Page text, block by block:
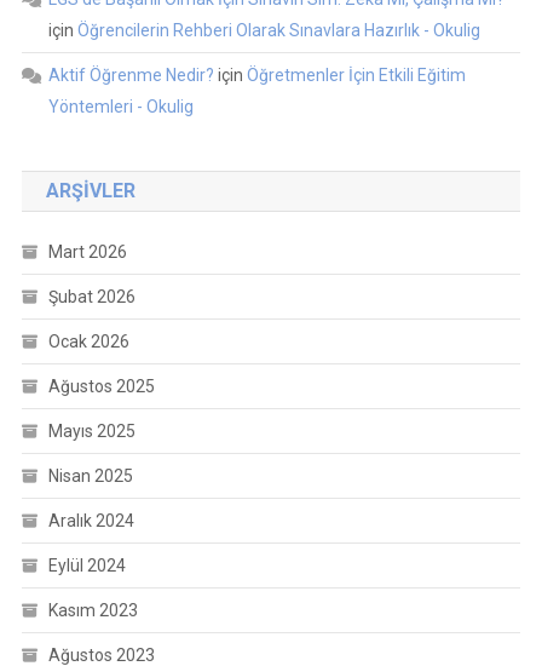
için Öğrencilerin Rehberi Olarak Sınavlara Hazırlık - Okulig
Aktif Öğrenme Nedir? için Öğretmenler İçin Etkili Eğitim
Yöntemleri - Okulig
ARŞIVLER
Mart 2026
Şubat 2026
Ocak 2026
Ağustos 2025
Mayıs 2025
Nisan 2025
Aralık 2024
Eylül 2024
Kasım 2023
Ağustos 2023